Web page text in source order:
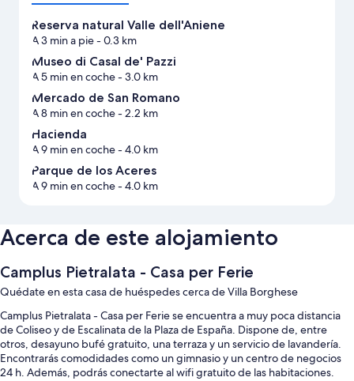
Reserva natural Valle dell'Aniene
A 3 min a pie- 0.3 km
Museo di Casal de' Pazzi
A 5 min en coche- 3.0 km
Mercado de San Romano
A 8 min en coche- 2.2 km
Hacienda
A 9 min en coche- 4.0 km
Parque de los Aceres
A 9 min en coche- 4.0 km
Acerca de este alojamiento
Camplus Pietralata - Casa per Ferie
Quédate en esta casa de huéspedes cerca de Villa Borghese
Camplus Pietralata - Casa per Ferie se encuentra a muy poca distancia
de Coliseo y de Escalinata de la Plaza de España. Dispone de, entre
otros, desayuno bufé gratuito, una terraza y un servicio de lavandería.
Encontrarás comodidades como un gimnasio y un centro de negocios
24 h. Además, podrás conectarte al wifi gratuito de las habitaciones.